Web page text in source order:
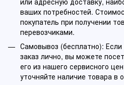
ваших потребностей.
покупатель при получении
перевозчиками.
Самовывоз (бесплатно):
заказ лично, вы можете
его из нашего сервисного
уточняйте наличие товара в